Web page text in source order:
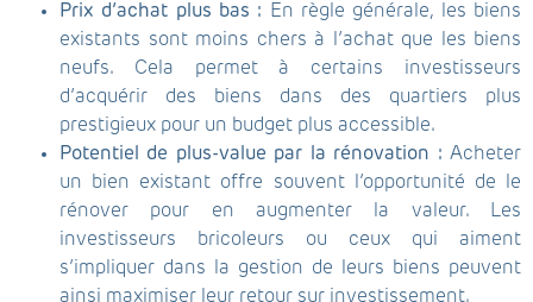
Prix d’achat plus bas : En règle générale, les biens
existants sont moins chers à l’achat que les biens
neufs. Cela permet à certains investisseurs
d’acquérir des biens dans des quartiers plus
prestigieux pour un budget plus accessible.
Potentiel de plus-value par la rénovation : Acheter
un bien existant offre souvent l’opportunité de le
rénover pour en augmenter la valeur. Les
investisseurs bricoleurs ou ceux qui aiment
s’impliquer dans la gestion de leurs biens peuvent
ainsi maximiser leur retour sur investissement.